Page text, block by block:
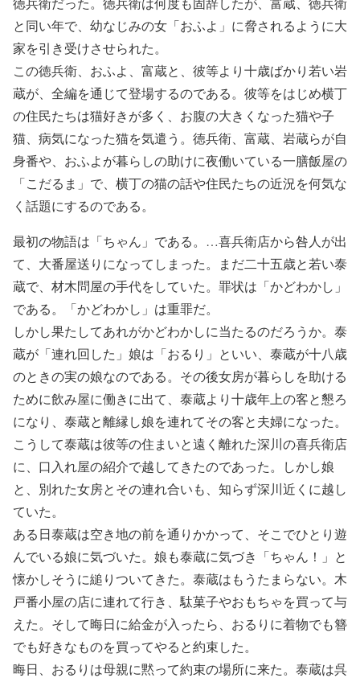
と同い年で、幼なじみの女「おふよ」に脅されるように大
家を引き受けさせられた。
この徳兵衛、おふよ、富蔵と、彼等より十歳ばかり若い岩
蔵が、全編を通じて登場するのである。彼等をはじめ横丁
の住民たちは猫好きが多く、お腹の大きくなった猫や子
猫、病気になった猫を気遣う。徳兵衛、富蔵、岩蔵らが自
身番や、おふよが暮らしの助けに夜働いている一膳飯屋の
「こだるま」で、横丁の猫の話や住民たちの近況を何気な
く話題にするのである。
最初の物語は「ちゃん」である。…喜兵衛店から咎人が出
て、大番屋送りになってしまった。まだ二十五歳と若い泰
蔵で、材木問屋の手代をしていた。罪状は「かどわかし」
である。「かどわかし」は重罪だ。
しかし果たしてあれがかどわかしに当たるのだろうか。泰
蔵が「連れ回した」娘は「おるり」といい、泰蔵が十八歳
のときの実の娘なのである。その後女房が暮らしを助ける
ために飲み屋に働きに出て、泰蔵より十歳年上の客と懇ろ
になり、泰蔵と離縁し娘を連れてその客と夫婦になった。
こうして泰蔵は彼等の住まいと遠く離れた深川の喜兵衛店
に、口入れ屋の紹介で越してきたのであった。しかし娘
と、別れた女房とその連れ合いも、知らず深川近くに越し
ていた。
ある日泰蔵は空き地の前を通りかかって、そこでひとり遊
んでいる娘に気づいた。娘も泰蔵に気づき「ちゃん！」と
懐かしそうに縋りついてきた。泰蔵はもうたまらない。木
戸番小屋の店に連れて行き、駄菓子やおもちゃを買って与
えた。そして晦日に給金が入ったら、おるりに着物でも簪
でも好きなものを買ってやると約束した。
晦日、おるりは母親に黙って約束の場所に来た。泰蔵は呉